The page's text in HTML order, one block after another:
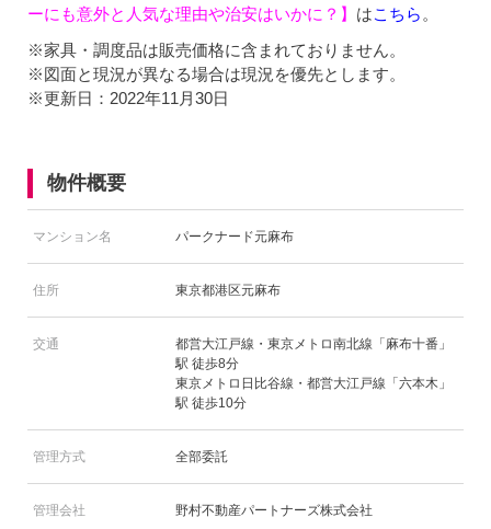
ーにも意外と人気な理由や治安はいかに？】 はこちら 。
※家具・調度品は販売価格に含まれておりません。
※図面と現況が異なる場合は現況を優先とします。
※更新日：2022年11月30日
物件概要
マンション名 パークナード元麻布
住所 東京都港区元麻布
交通
都営大江戸線・東京メトロ南北線「麻布十番」
駅 徒歩8分
東京メトロ日比谷線・都営大江戸線「六本木」
駅 徒歩10分
管理方式 全部委託
管理会社 野村不動産パートナーズ株式会社